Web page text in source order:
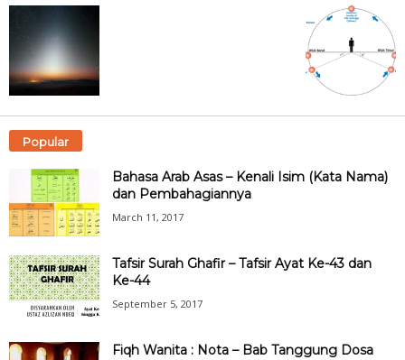
Popular
Bahasa Arab Asas – Kenali Isim (Kata Nama)
dan Pembahagiannya
March 11, 2017
Tafsir Surah Ghafir – Tafsir Ayat Ke-43 dan
Ke-44
September 5, 2017
Fiqh Wanita : Nota – Bab Tanggung Dosa